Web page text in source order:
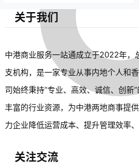
反映出我国企业品牌意识持
续增强，市场活力进一步释
放。
量发展。未来将推进便利化改革，
加强知识产权保护。
关于我们
中港商业服务一站通成立于2022年，
支机构，是一家专业从事内地个人和
司始终秉持“专业、高效、诚信、创新
丰富的行业资源，为中港两地商事提
力企业降低运营成本、提升管理效率、
关注交流